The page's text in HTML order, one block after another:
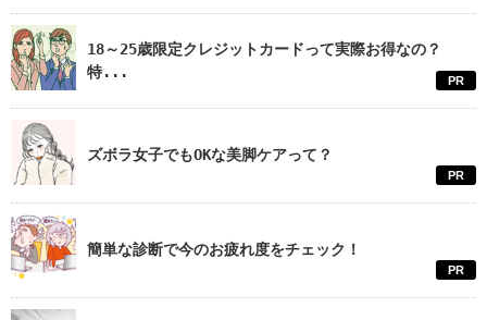
18～25歳限定クレジットカードって実際お得なの？
特...
PR
ズボラ女子でもOKな美脚ケアって？
PR
簡単な診断で今のお疲れ度をチェック！
PR